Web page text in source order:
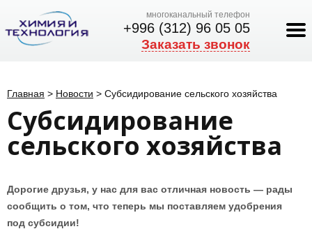
многоканальный телефон
+996 (312) 96 05 05
Заказать звонок
Главная > Новости > Субсидирование сельского хозяйства
Субсидирование
сельского хозяйства
Дорогие друзья, у нас для вас отличная новость — рады
сообщить о том, что теперь мы поставляем удобрения
под субсидии!